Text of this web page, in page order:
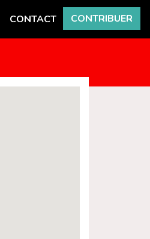
CONTACT CONTRIBUER